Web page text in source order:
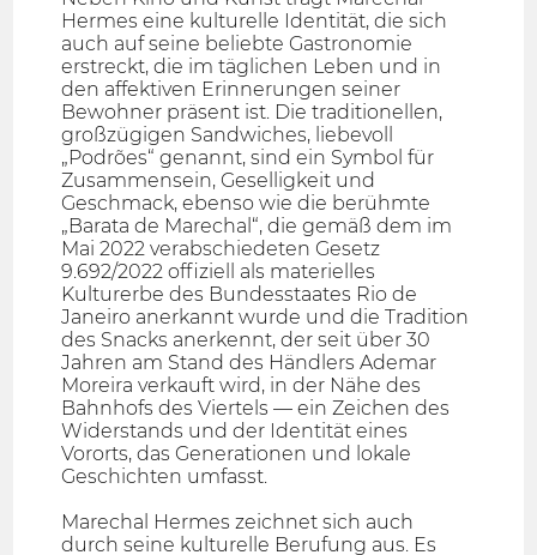
Hermes eine kulturelle Identität, die sich
auch auf seine beliebte Gastronomie
erstreckt, die im täglichen Leben und in
den affektiven Erinnerungen seiner
Bewohner präsent ist. Die traditionellen,
großzügigen Sandwiches, liebevoll
„Podrões“ genannt, sind ein Symbol für
Zusammensein, Geselligkeit und
Geschmack, ebenso wie die berühmte
„Barata de Marechal“, die gemäß dem im
Mai 2022 verabschiedeten Gesetz
9.692/2022 offiziell als materielles
Kulturerbe des Bundesstaates Rio de
Janeiro anerkannt wurde und die Tradition
des Snacks anerkennt, der seit über 30
Jahren am Stand des Händlers Ademar
Moreira verkauft wird, in der Nähe des
Bahnhofs des Viertels — ein Zeichen des
Widerstands und der Identität eines
Vororts, das Generationen und lokale
Geschichten umfasst.
Marechal Hermes zeichnet sich auch
durch seine kulturelle Berufung aus. Es